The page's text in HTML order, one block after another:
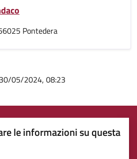
Pontedera
30/05/2024, 08:23
le informazioni su questa